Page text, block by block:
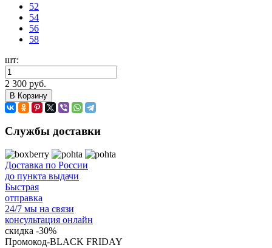
52
54
56
58
шт:
2 300 руб.
В Корзину
Службы доставки
Доставка по России
до пункта выдачи
Быстрая
отправка
24/7 мы на связи
консультация онлайн
скидка -30%
Промокод-BLACK FRIDAY